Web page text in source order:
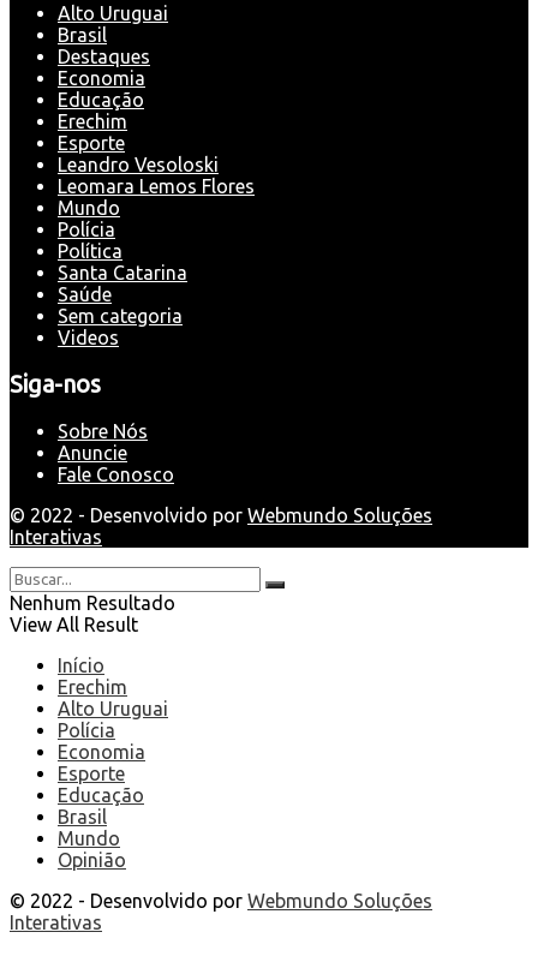
Alto Uruguai
Brasil
Destaques
Economia
Educação
Erechim
Esporte
Leandro Vesoloski
Leomara Lemos Flores
Mundo
Polícia
Política
Santa Catarina
Saúde
Sem categoria
Videos
Siga-nos
Sobre Nós
Anuncie
Fale Conosco
© 2022 - Desenvolvido por Webmundo Soluções
Interativas
Nenhum Resultado
View All Result
Início
Erechim
Alto Uruguai
Polícia
Economia
Esporte
Educação
Brasil
Mundo
Opinião
© 2022 - Desenvolvido por Webmundo Soluções
Interativas